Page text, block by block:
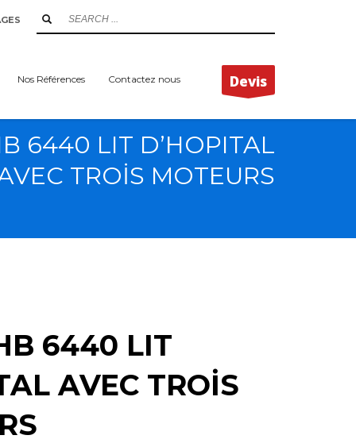
Nos Références Contactez nous Devis
6440 LIT D’HOPITAL
TROİS MOTEURS
6440 LIT
AVEC TROİS